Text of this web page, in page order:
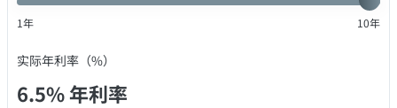
1年 10年
实际年利率（%）
6.5% 年利率